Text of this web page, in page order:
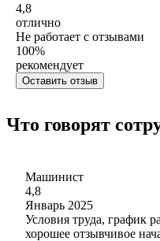
4,8
отлично
Не работает с отзывами
100%
рекомендует
Оставить отзыв
Что говорят
Машинист
4,8
Январь 2025
Условия труда, график
хорошее отзывчивое